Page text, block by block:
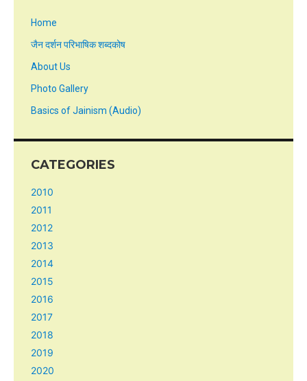
Home
जैन दर्शन परिभाषिक शब्दकोष
About Us
Photo Gallery
Basics of Jainism (Audio)
CATEGORIES
2010
2011
2012
2013
2014
2015
2016
2017
2018
2019
2020